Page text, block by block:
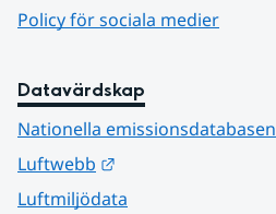
Policy för sociala medier
Datavärdskap
Nationella emissionsdatabasen
Luftwebb
Luftmiljödata